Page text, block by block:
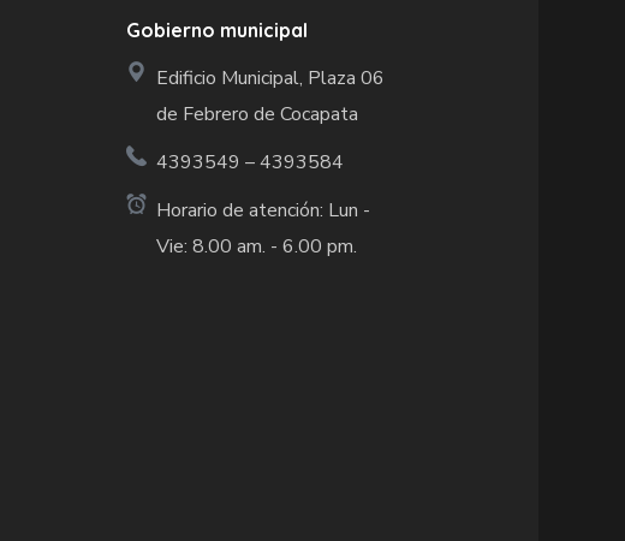
Gobierno municipal
Edificio Municipal, Plaza 06
de Febrero de Cocapata
4393549 – 4393584
Horario de atención: Lun -
Vie: 8.00 am. - 6.00 pm.